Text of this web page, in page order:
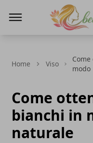
Home Viso
modo
Come
bianchi in
naturale